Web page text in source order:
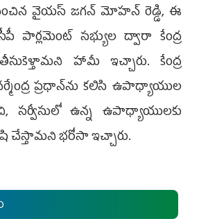
వైయ‌స్ జగన్ మోహన్ రెడ్డి, ఈ
పార్లమెంట్ సభ్యుల ద్వారా కేంద్ర
తీసుకెళ్తామని హామీ ఇచ్చారు. కేంద్ర
ప్రధాన్‌ను కలిసి ఉపాధ్యాయుల
సర్వీసులో ఉన్న ఉపాధ్యాయులకు
చేస్తామని భరోసా ఇచ్చారు.